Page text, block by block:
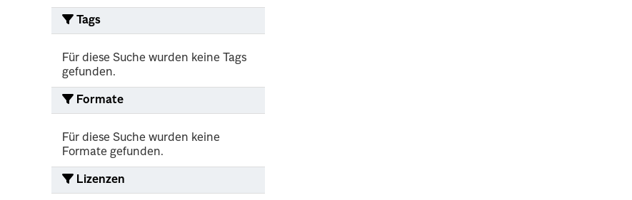
Tags
Für diese Suche wurden keine Tags
gefunden.
Formate
Für diese Suche wurden keine
Formate gefunden.
Lizenzen